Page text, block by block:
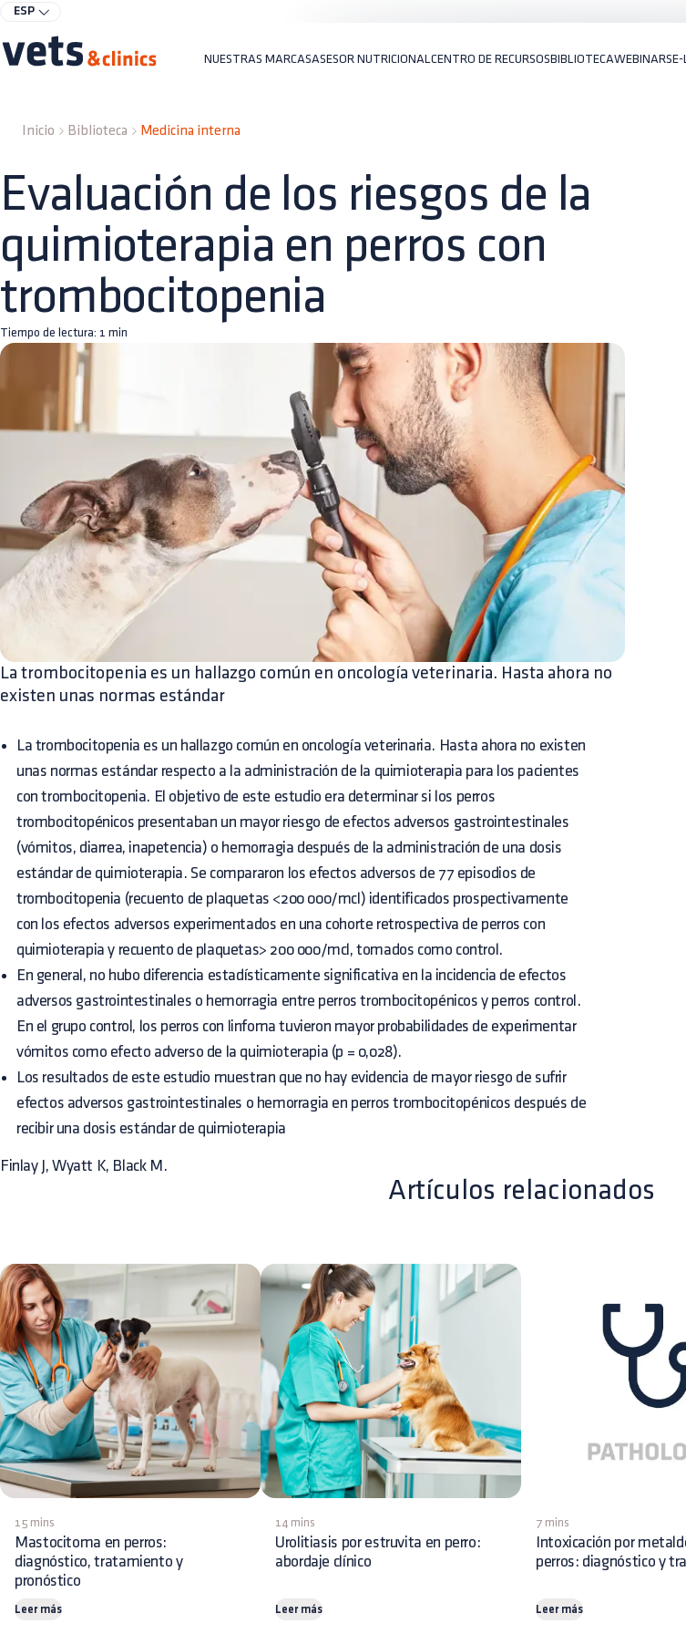
ESP
NUESTRAS MARCASASESOR NUTRICIONAL CENTRO DE RECURSOSBIBLIOTECAWEBINARSE-
Inicio Biblioteca Medicina interna
Evaluación de los riesgos de la
quimioterapia en perros con
trombocitopenia
Tiempo de lectura: 1 min
La trombocitopenia es un hallazgo común en oncología veterinaria. Hasta ahora no
existen unas normas estándar
La trombocitopenia es un hallazgo común en oncología veterinaria. Hasta ahora no existen
unas normas estándar respecto a la administración de la quimioterapia para los pacientes
con trombocitopenia. El objetivo de este estudio era determinar si los perros
trombocitopénicos presentaban un mayor riesgo de efectos adversos gastrointestinales
(vómitos, diarrea, inapetencia) o hemorragia después de la administración de una dosis
estándar de quimioterapia. Se compararon los efectos adversos de 77 episodios de
trombocitopenia (recuento de plaquetas <200 000/mcl) identificados prospectivamente
con los efectos adversos experimentados en una cohorte retrospectiva de perros con
quimioterapia y recuento de plaquetas> 200 000/mcl, tomados como control.
En general, no hubo diferencia estadísticamente significativa en la incidencia de efectos
adversos gastrointestinales o hemorragia entre perros trombocitopénicos y perros control.
En el grupo control, los perros con linfoma tuvieron mayor probabilidades de experimentar
vómitos como efecto adverso de la quimioterapia (p = 0,028).
Los resultados de este estudio muestran que no hay evidencia de mayor riesgo de sufrir
efectos adversos gastrointestinales o hemorragia en perros trombocitopénicos después de
recibir una dosis estándar de quimioterapia
Finlay J, Wyatt K, Black M.
Artículos relacionados
15 mins
Mastocitoma en perros:
diagnóstico, tratamiento y
pronóstico
Leer más
14 mins
Urolitiasis por estruvita en perro:
abordaje clínico
Leer más
7 mins
Intoxicación por
perros: diagnóstico y
Leer más